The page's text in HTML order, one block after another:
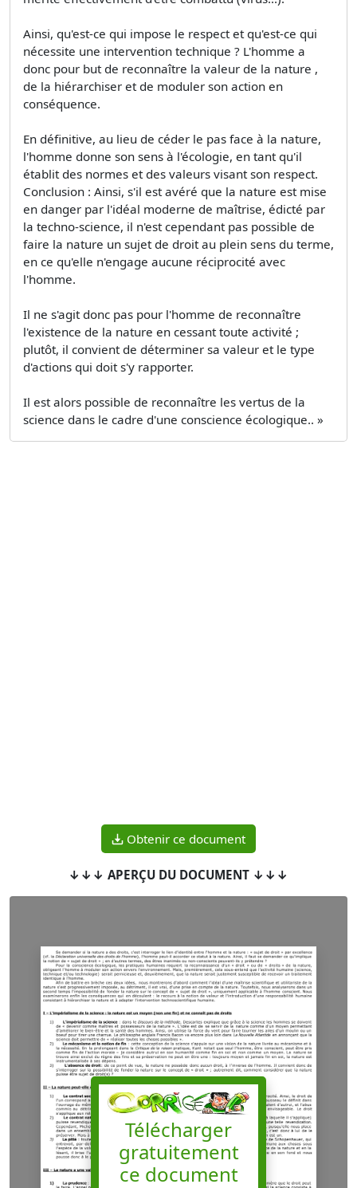
Ainsi, qu'est-ce qui impose le respect et qu'est-ce qui
nécessite une intervention technique ? L'homme a
donc pour but de reconnaître la valeur de la nature ,
de la hiérarchiser et de moduler son action en
conséquence.
En définitive, au lieu de céder le pas face à la nature,
l'homme donne son sens à l'écologie, en tant qu'il
établit des normes et des valeurs visant son respect.
Conclusion : Ainsi, s'il est avéré que la nature est mise
en danger par l'idéal moderne de maîtrise, édicté par
la techno-science, il n'est cependant pas possible de
faire la nature un sujet de droit au plein sens du terme,
en ce qu'elle n'engage aucune réciprocité avec
l'homme.
Il ne s'agit donc pas pour l'homme de reconnaître
l'existence de la nature en cessant toute activité ;
plutôt, il convient de déterminer sa valeur et le type
d'actions qui doit s'y rapporter.
Il est alors possible de reconnaître les vertus de la
science dans le cadre d'une conscience écologique.. »
Obtenir ce document
↓↓↓ APERÇU DU DOCUMENT ↓↓↓
Télécharger
gratuitement
ce document